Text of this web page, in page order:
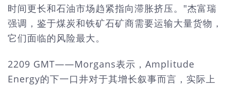
时间更长和石油市场趋紧指向滞胀挤压。"杰富瑞
强调，鉴于煤炭和铁矿石矿商需要运输大量货物，
它们面临的风险最大。
2209 GMT——Morgans表示，Amplitude
Energy的下一口井对于其增长叙事而言，实际上